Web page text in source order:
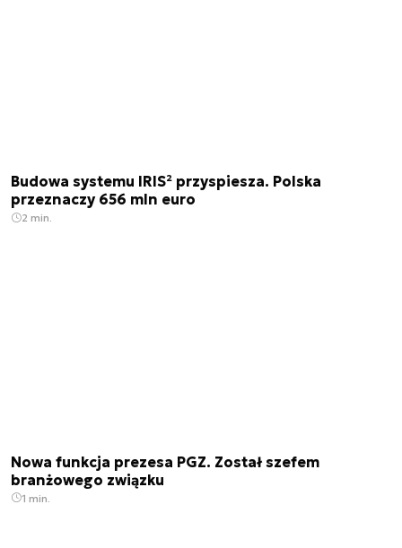
Budowa systemu IRIS² przyspiesza. Polska
przeznaczy 656 mln euro
2 min.
Nowa funkcja prezesa PGZ. Został szefem
branżowego związku
1 min.